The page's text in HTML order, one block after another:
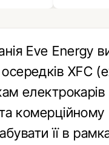
Eve Energy
XFC
електрокарів
комерційному
її в